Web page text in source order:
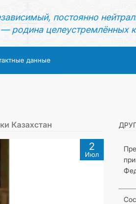
постоянно
— родина целеустремлённых
данные
Казахстан
2
Июл